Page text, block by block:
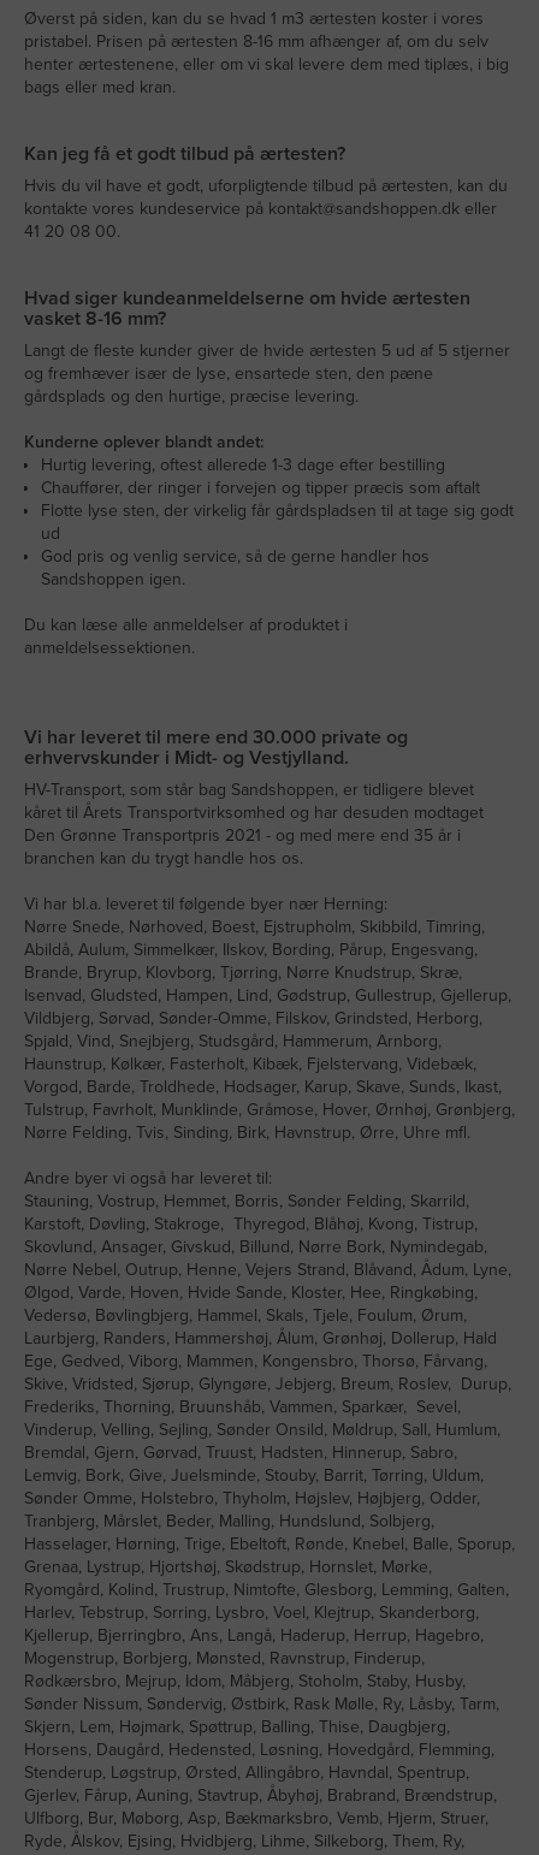
Øverst på siden, kan du se hvad 1 m3 ærtesten koster i vores
pristabel. Prisen på ærtesten 8-16 mm afhænger af, om du selv
henter ærtestenene, eller om vi skal levere dem med tiplæs, i big
bags eller med kran.
Kan jeg få et godt tilbud på ærtesten?
Hvis du vil have et godt, uforpligtende tilbud på ærtesten, kan du
kontakte vores kundeservice på kontakt@sandshoppen.dk eller
41 20 08 00.
Hvad siger kundeanmeldelserne om hvide ærtesten
vasket 8-16 mm?
Langt de fleste kunder giver de hvide ærtesten 5 ud af 5 stjerner
og fremhæver især de lyse, ensartede sten, den pæne
gårdsplads og den hurtige, præcise levering.
Kunderne oplever blandt andet:
Hurtig levering, oftest allerede 1-3 dage efter bestilling
Chauffører, der ringer i forvejen og tipper præcis som aftalt
Flotte lyse sten, der virkelig får gårdspladsen til at tage sig godt
ud
God pris og venlig service, så de gerne handler hos
Sandshoppen igen.
Du kan læse alle anmeldelser af produktet i
anmeldelsessektionen.
Vi har leveret til mere end 30.000 private og
erhvervskunder i Midt- og Vestjylland.
HV-Transport, som står bag Sandshoppen, er tidligere blevet
kåret til Årets Transportvirksomhed og har desuden modtaget
Den Grønne Transportpris 2021 - og med mere end 35 år i
branchen kan du trygt handle hos os.
Vi har bl.a. leveret til følgende byer nær Herning:
Nørre Snede, Nørhoved, Boest, Ejstrupholm, Skibbild, Timring,
Abildå, Aulum, Simmelkær, Ilskov, Bording, Pårup, Engesvang,
Brande, Bryrup, Klovborg, Tjørring, Nørre Knudstrup, Skræ,
Isenvad, Gludsted, Hampen, Lind, Gødstrup, Gullestrup, Gjellerup,
Vildbjerg, Sørvad, Sønder-Omme, Filskov, Grindsted, Herborg,
Spjald, Vind, Snejbjerg, Studsgård, Hammerum, Arnborg,
Haunstrup, Kølkær, Fasterholt, Kibæk, Fjelstervang, Videbæk,
Vorgod, Barde, Troldhede, Hodsager, Karup, Skave, Sunds, Ikast,
Tulstrup, Favrholt, Munklinde, Gråmose, Hover, Ørnhøj, Grønbjerg,
Nørre Felding, Tvis, Sinding, Birk, Havnstrup, Ørre, Uhre mfl.
Andre byer vi også har leveret til:
Stauning, Vostrup, Hemmet, Borris, Sønder Felding, Skarrild,
Karstoft, Døvling, Stakroge, Thyregod, Blåhøj, Kvong, Tistrup,
Skovlund, Ansager, Givskud, Billund, Nørre Bork, Nymindegab,
Nørre Nebel, Outrup, Henne, Vejers Strand, Blåvand, Ådum, Lyne,
Ølgod, Varde, Hoven, Hvide Sande, Kloster, Hee, Ringkøbing,
Vedersø, Bøvlingbjerg, Hammel, Skals, Tjele, Foulum, Ørum,
Laurbjerg, Randers, Hammershøj, Ålum, Grønhøj, Dollerup, Hald
Ege, Gedved, Viborg, Mammen, Kongensbro, Thorsø, Fårvang,
Skive, Vridsted, Sjørup, Glyngøre, Jebjerg, Breum, Roslev, Durup,
Frederiks, Thorning, Bruunshåb, Vammen, Sparkær, Sevel,
Vinderup, Velling, Sejling, Sønder Onsild, Møldrup, Sall, Humlum,
Bremdal, Gjern, Gørvad, Truust, Hadsten, Hinnerup, Sabro,
Lemvig, Bork, Give, Juelsminde, Stouby, Barrit, Tørring, Uldum,
Sønder Omme, Holstebro, Thyholm, Højslev, Højbjerg, Odder,
Tranbjerg, Mårslet, Beder, Malling, Hundslund, Solbjerg,
Hasselager, Hørning, Trige, Ebeltoft, Rønde, Knebel, Balle, Sporup,
Grenaa, Lystrup, Hjortshøj, Skødstrup, Hornslet, Mørke,
Ryomgård, Kolind, Trustrup, Nimtofte, Glesborg, Lemming, Galten,
Harlev, Tebstrup, Sorring, Lysbro, Voel, Klejtrup, Skanderborg,
Kjellerup, Bjerringbro, Ans, Langå, Haderup, Herrup, Hagebro,
Mogenstrup, Borbjerg, Mønsted, Ravnstrup, Finderup,
Rødkærsbro, Mejrup, Idom, Måbjerg, Stoholm, Staby, Husby,
Sønder Nissum, Søndervig, Østbirk, Rask Mølle, Ry, Låsby, Tarm,
Skjern, Lem, Højmark, Spøttrup, Balling, Thise, Daugbjerg,
Horsens, Daugård, Hedensted, Løsning, Hovedgård, Flemming,
Stenderup, Løgstrup, Ørsted, Allingåbro, Havndal, Spentrup,
Gjerlev, Fårup, Auning, Stavtrup, Åbyhøj, Brabrand, Brændstrup,
Ulfborg, Bur, Møborg, Asp, Bækmarksbro, Vemb, Hjerm, Struer,
Ryde, Ålskov, Ejsing, Hvidbjerg, Lihme, Silkeborg, Them, Ry,